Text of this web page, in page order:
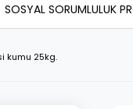
SOSYAL SORUMLULUK
kumu 25kg.